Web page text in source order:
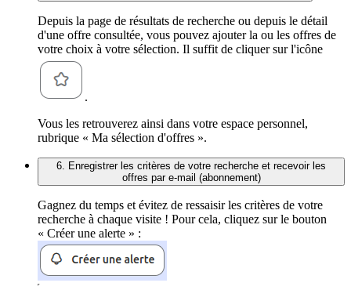
Depuis la page de résultats de recherche ou depuis le détail
d'une offre consultée, vous pouvez ajouter la ou les offres de
votre choix à votre sélection. Il suffit de cliquer sur l'icône
.
Vous les retrouverez ainsi dans votre espace personnel,
rubrique « Ma sélection d'offres ».
6. Enregistrer les critères de votre recherche et recevoir les
offres par e-mail (abonnement)
Gagnez du temps et évitez de ressaisir les critères de votre
recherche à chaque visite ! Pour cela, cliquez sur le bouton
« Créer une alerte » :